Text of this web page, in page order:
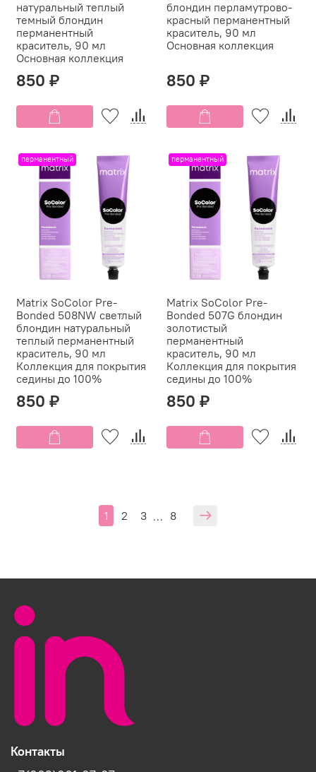
натуральный теплый
темный блондин
перманентный
краситель, 90 мл
Основная коллекция
850 ₽
блондин перламутрово-
красный перманентный
краситель, 90 мл
Основная коллекция
850 ₽
перманентный
Matrix SoColor Pre-
Bonded 508NW светлый
блондин натуральный
теплый перманентный
краситель, 90 мл
Коллекция для покрытия
седины до 100%
850 ₽
перманентный
Matrix SoColor Pre-
Bonded 507G блондин
золотистый
перманентный
краситель, 90 мл
Коллекция для покрытия
седины до 100%
850 ₽
1 2 3 … 8
Контакты